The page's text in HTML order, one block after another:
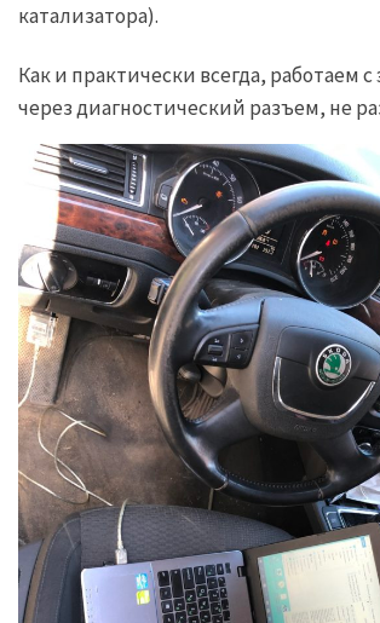
катализатора).
Как и практически всегда, работаем
через диагностический разъем, не